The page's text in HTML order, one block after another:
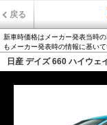
戻る
新車時価格はメーカー発表当時
もメーカー発表時の情報に基いて
日産 デイズ 660 ハイウ